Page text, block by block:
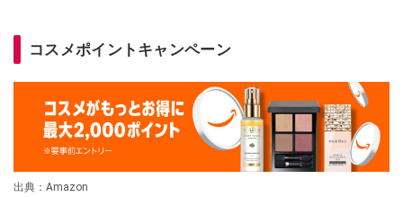
コスメポイントキャンペーン
出典：Amazon